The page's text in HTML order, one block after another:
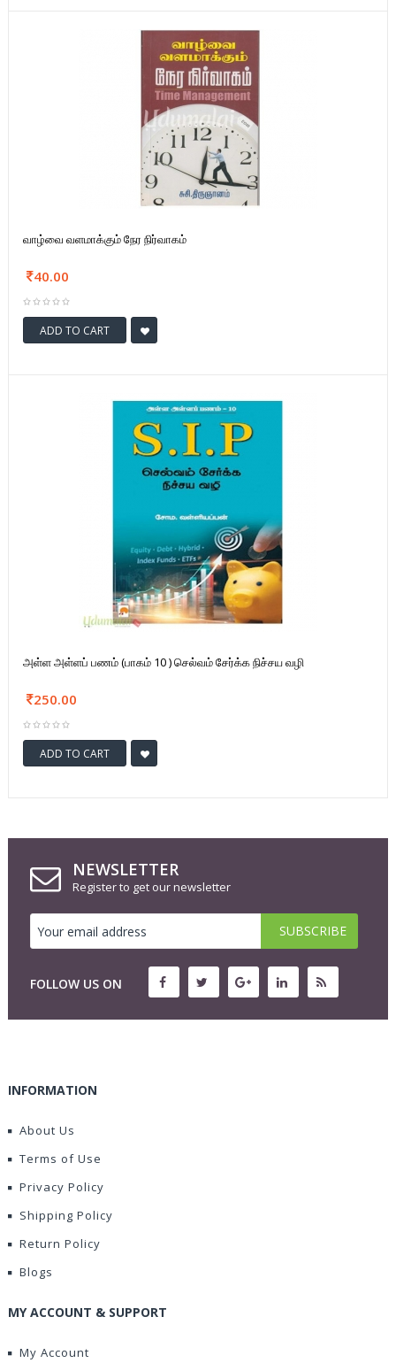
வாழ்வை வளமாக்கும் நேர நிர்வாகம்
40.00
ADD TO CART
அள்ள அள்ளப் பணம் (பாகம் 10 ) செல்வம் சேர்க்க நிச்சய வழி
250.00
ADD TO CART
NEWSLETTER
Register to get our newsletter
FOLLOW US ON
INFORMATION
About Us
Terms of Use
Privacy Policy
Shipping Policy
Return Policy
Blogs
MY ACCOUNT & SUPPORT
My Account